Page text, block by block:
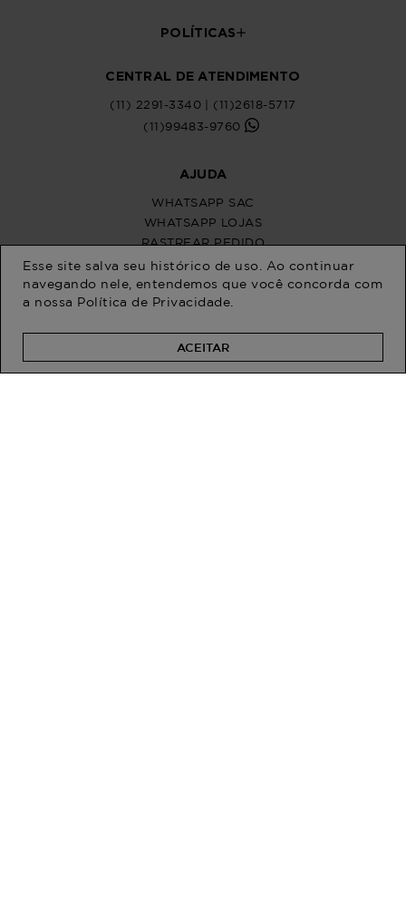
Esse site salva seu histórico de uso. Ao continuar
navegando nele, entendemos que você concorda com
a nossa Política de Privacidade
ACEITAR